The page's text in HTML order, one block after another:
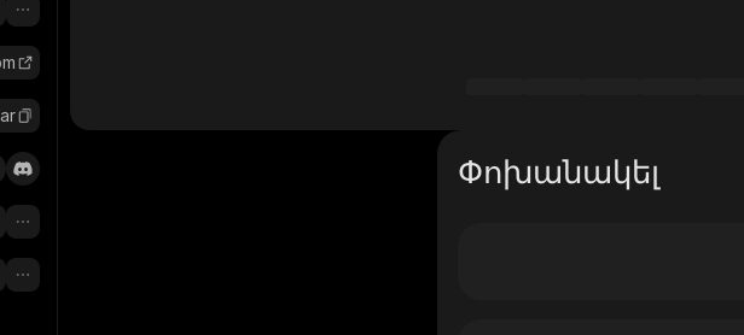
Փոխանակել